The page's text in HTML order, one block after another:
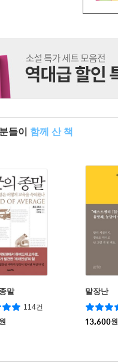
들이 함께 산 책
말
114건
원
말장난
13,600원